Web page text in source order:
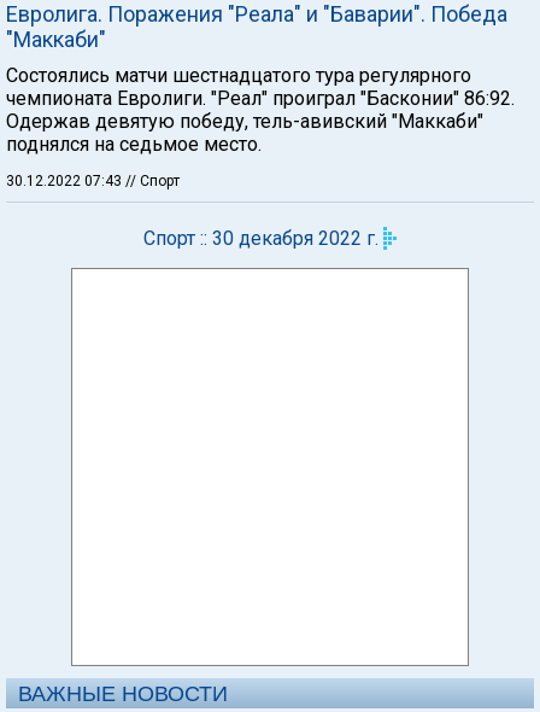
Евролига. Поражения "Реала" и "Баварии". Победа
"Маккаби"
Состоялись матчи шестнадцатого тура регулярного
чемпионата Евролиги. "Реал" проиграл "Басконии" 86:92.
Одержав девятую победу, тель-авивский "Маккаби"
поднялся на седьмое место.
30.12.2022 07:43 // Спорт
Спорт :: 30 декабря 2022 г.
ВАЖНЫЕ НОВОСТИ